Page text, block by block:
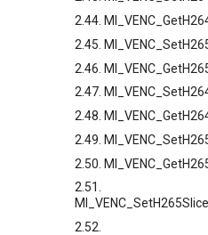
2.44.
2.45.
2.46.
2.47.
2.48.
2.49.
2.50.
2.51.
2.52.